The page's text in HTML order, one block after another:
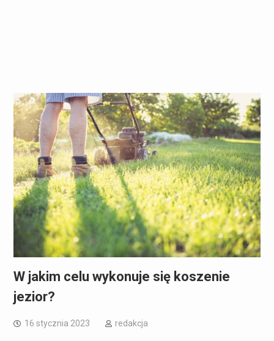
W jakim celu wykonuje się koszenie
jezior?
16 stycznia 2023 redakcja